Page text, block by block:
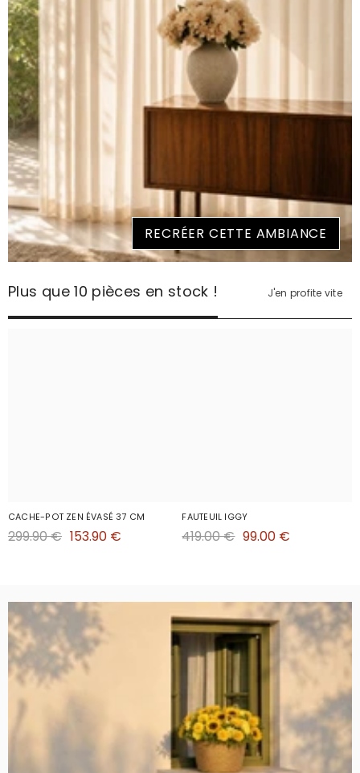
RECRÉER CETTE AMBIANCE
Plus que 10 pièces en stock ! J'en profite vite
CACHE-POT ZEN ÉVASÉ 37 CM
299.90 € 153.90 €
FAUTEUIL IGGY
419.00 € 99.00 €